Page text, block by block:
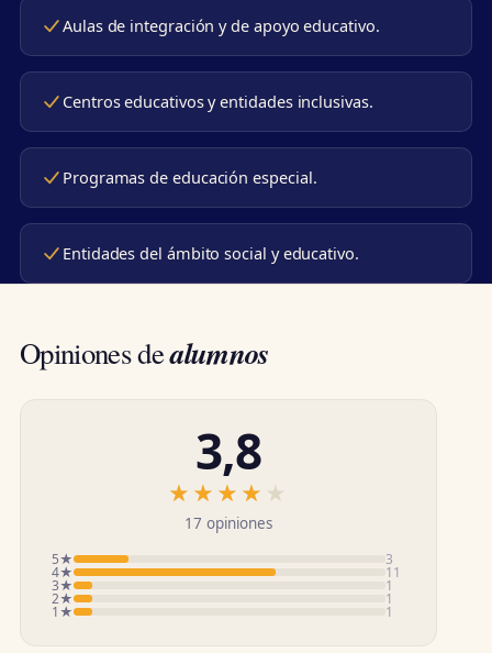
Aulas de integración y de apoyo educativo.
Centros educativos y entidades inclusivas.
Programas de educación especial.
Entidades del ámbito social y educativo.
Opiniones dealumnos
3,8
★★★★★
★★★★★
17 opiniones
5★ 3
4★ 11
3★ 1
2★ 1
1★ 1